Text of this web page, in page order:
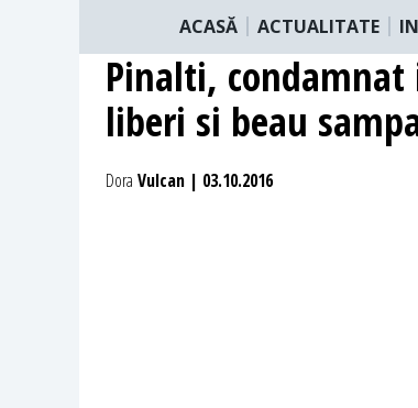
ACASĂ ACTUALITATE
Pinalti,
liberi si beau
Dora Vulcan | 03.10.2016